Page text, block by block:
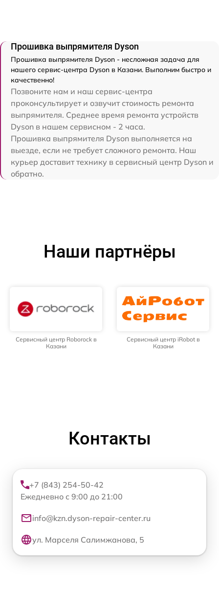
Прошивка выпрямителя Dyson
Прошивка выпрямителя Dyson - несложная задача для
нашего сервис-центра Dyson в Казани. Выполним быстро и
качественно!
Позвоните нам и наш сервис-центра
проконсультирует и озвучит стоимость ремонта
выпрямителя. Среднее время ремонта устройств
Dyson в нашем сервисном - 2 часа.
Прошивка выпрямителя Dyson выполняется на
выезде, если не требует сложного ремонта. Наш
курьер доставит технику в сервисный центр Dyson и
обратно.
Наши партнёры
Сервисный центр Roborock в
Казани
Сервисный центр iRobot в
Казани
Контакты
+7 (843) 254-50-42
Ежедневно с 9:00 до 21:00
info@kzn.dyson-repair-center.ru
ул. Марселя Салимжанова, 5